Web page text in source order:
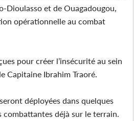
Dioulasso et de Ouagadougou,
opérationnelle au combat
pour créer l’insécurité au sein
Capitaine Ibrahim Traoré.
déployées dans quelques
combattantes déjà sur le terrain.